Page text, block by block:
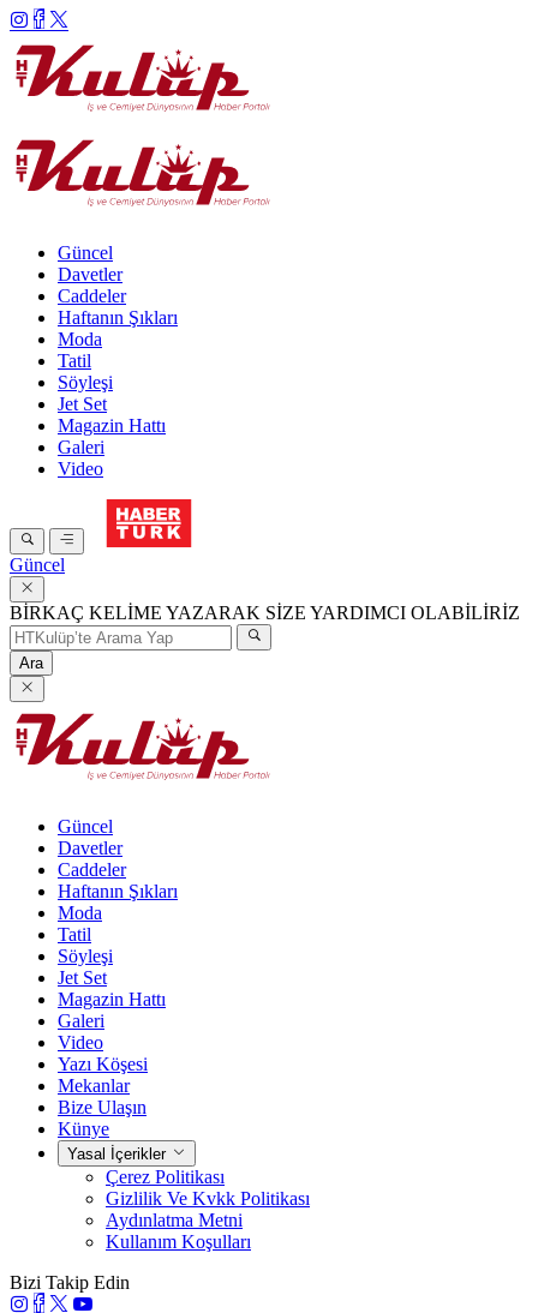
Güncel
Davetler
Caddeler
Haftanın Şıkları
Moda
Tatil
Söyleşi
Jet Set
Magazin Hattı
Galeri
Video
Güncel
BİRKAÇ KELİME YAZARAK SİZE YARDIMCI OLABİLİRİZ
Ara
Güncel
Davetler
Caddeler
Haftanın Şıkları
Moda
Tatil
Söyleşi
Jet Set
Magazin Hattı
Galeri
Video
Yazı Köşesi
Mekanlar
Bize Ulaşın
Künye
Yasal İçerikler
Çerez Politikası
Gizlilik Ve Kvkk Politikası
Aydınlatma Metni
Kullanım Koşulları
Bizi Takip Edin